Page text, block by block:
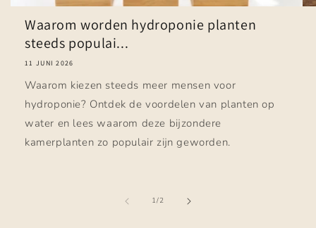
Waarom worden hydroponie planten
steeds populai...
11 JUNI 2026
Waarom kiezen steeds meer mensen voor
hydroponie? Ontdek de voordelen van planten op
water en lees waarom deze bijzondere
kamerplanten zo populair zijn geworden.
1/van
2